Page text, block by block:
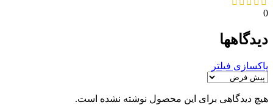
0
دیدگاهها
پاکسازی فیلتر
هیچ دیدگاهی برای این محصول نوشته نشده است.